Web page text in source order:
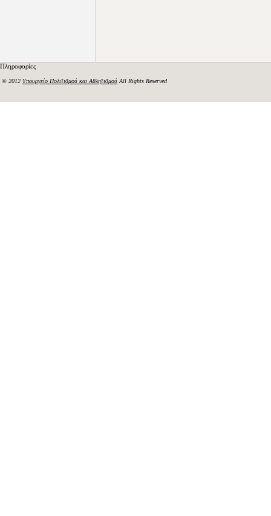
Πληροφορίες
© 2012 Υπουργείο Πολιτισμού και Αθλητισμού All Rights Reserved